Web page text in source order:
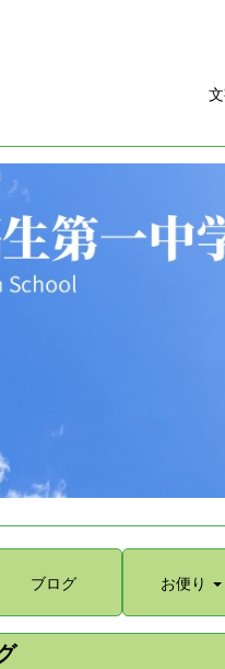
ブログ お便り